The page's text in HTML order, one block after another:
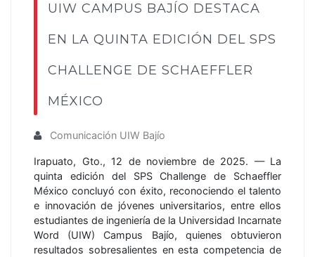
UIW CAMPUS BAJÍO DESTACA
EN LA QUINTA EDICIÓN DEL SPS
CHALLENGE DE SCHAEFFLER
MÉXICO
Comunicación UIW Bajío
Irapuato, Gto., 12 de noviembre de 2025. — La
quinta edición del SPS Challenge de Schaeffler
México concluyó con éxito, reconociendo el talento
e innovación de jóvenes universitarios, entre ellos
estudiantes de ingeniería de la Universidad Incarnate
Word (UIW) Campus Bajío, quienes obtuvieron
resultados sobresalientes en esta competencia de